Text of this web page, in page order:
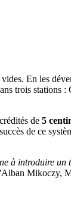
En les
trois
de 5
de ce
à introduire un